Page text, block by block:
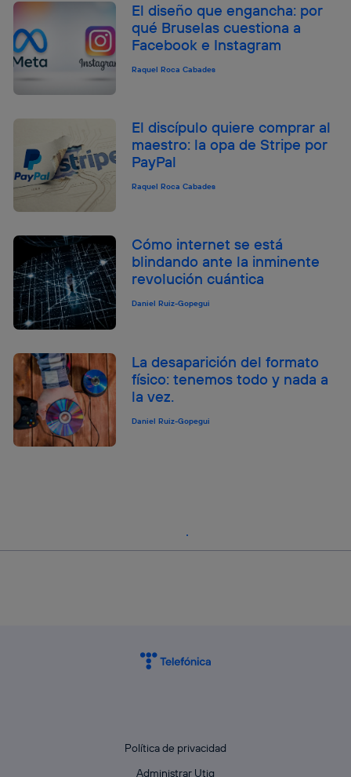
El diseño que engancha: por
qué Bruselas cuestiona a
Facebook e Instagram
Raquel Roca Cabades
El discípulo quiere comprar al
maestro: la opa de Stripe por
PayPal
Raquel Roca Cabades
Cómo internet se está
blindando ante la inminente
revolución cuántica
Daniel Ruiz-Gopegui
La desaparición del formato
físico: tenemos todo y nada a
la vez.
Daniel Ruiz-Gopegui
Política de privacidad
Administrar Utiq